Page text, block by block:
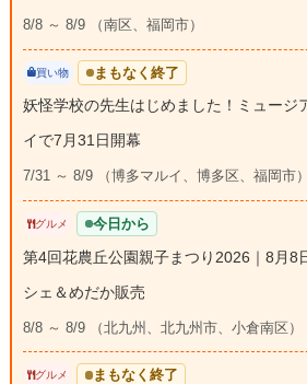
8/8 ～ 8/9 （南区、福岡市）
買い物 まもなく終了
妖怪学校の先生はじめました！ミュージ
イで7月31日開幕
7/31 ～ 8/9 （博多マルイ、博多区、福岡市）
グルメ 今日から
第4回花農丘公園親子まつり2026｜8月8
シェ＆めだか販売
8/8 ～ 8/9 （北九州、北九州市、小倉南区）
グルメ まもなく終了